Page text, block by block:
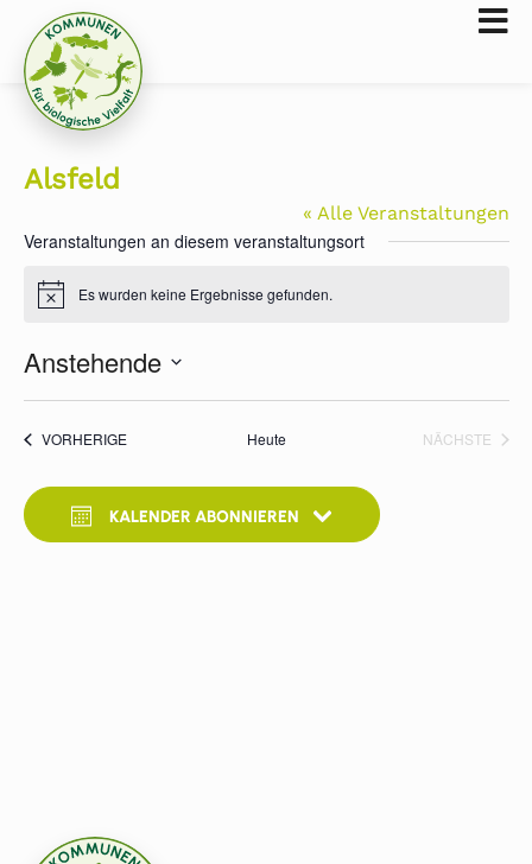
Alsfeld
« Alle Veranstaltungen
Veranstaltungen an diesem veranstaltungsort
HinweisEs wurden keine Ergebnisse gefunden.
Anstehende
wählen.
VORHERIGEVERANSTALTUNGENHeute NÄCHSTE
KALENDER ABONNIEREN